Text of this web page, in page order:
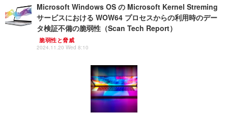
Microsoft Windows OS の Microsoft Kernel Streming
サービスにおける WOW64 プロセスからの利用時のデー
タ検証不備の脆弱性（Scan Tech Report）
脆弱性と脅威
2024.11.20 Wed 8:10